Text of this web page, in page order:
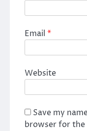
Email *
Website
Save my
browser for the